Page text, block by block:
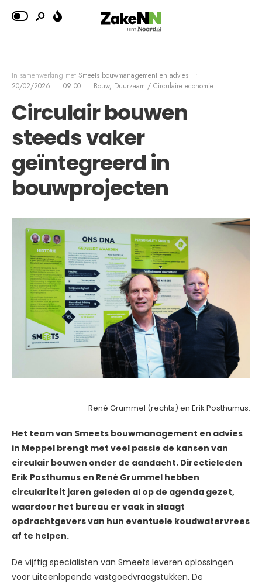
In samenwerking met Smeets bouwmanagement en advies
•
20/02/2026 • 09:00 • Bouw, Duurzaam / Circulaire economie
Circulair bouwen
steeds vaker
geïntegreerd in
bouwprojecten
René Grummel (rechts) en Erik Posthumus.
Het team van Smeets bouwmanagement en advies
in Meppel brengt met veel passie de kansen van
circulair bouwen onder de aandacht. Directieleden
Erik Posthumus en René Grummel hebben
circulariteit jaren geleden al op de agenda gezet,
waardoor het bureau er vaak in slaagt
opdrachtgevers van hun eventuele koudwatervrees
af te helpen.
De vijftig specialisten van Smeets leveren oplossingen
voor uiteenlopende vastgoedvraagstukken. De